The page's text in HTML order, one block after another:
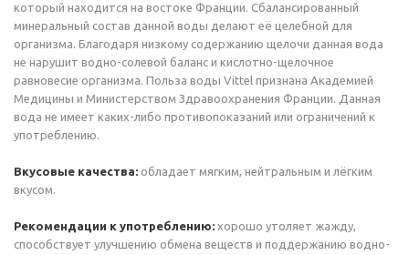
который находится на востоке Франции. Сбалансированный
минеральный состав данной воды делают её целебной для
организма. Благодаря низкому содержанию щелочи данная вода
не нарушит водно-солевой баланс и кислотно-щелочное
равновесие организма. Польза воды Vittel признана Академией
Медицины и Министерством Здравоохранения Франции. Данная
вода не имеет каких-либо противопоказаний или ограничений к
употреблению.
Вкусовые качества: обладает мягким, нейтральным и лёгким
вкусом.
Рекомендации к употреблению: хорошо утоляет жажду,
способствует улучшению обмена веществ и поддержанию водно-